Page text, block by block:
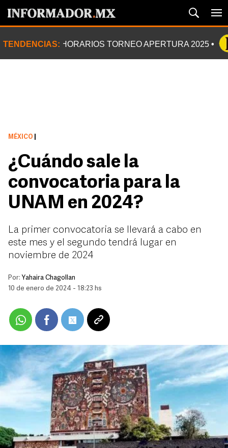
TENDENCIAS: HORARIOS TORNEO APERTURA 2025
MÉXICO
¿Cuándo sale la
convocatoria para la
UNAM en 2024?
La primer convocatoria se llevará a cabo en
este mes y el segundo tendrá lugar en
noviembre de 2024
Por: Yahaira Chagollan
10 de enero de 2024 - 18:23 hs